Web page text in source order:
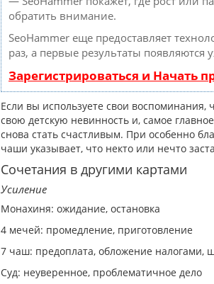
обратить внимание.
SeoHammer еще предоставляет
раз, а первые результаты
Зарегистрироваться и Начать
Если вы используете свои воспоминания,
свою детскую невинность и, самое
снова стать счастливым. При особенно
чаши указывает, что некто или нечто
Сочетания в другими картами
Усиление
Монахиня: ожидание, остановка
4 мечей: промедление, приготовление
7 чаш: предоплата, обложение налогами,
Суд: неуверенное, проблематичное дело